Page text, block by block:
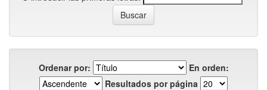
Ordenar por:
En orden:
Resultados por página